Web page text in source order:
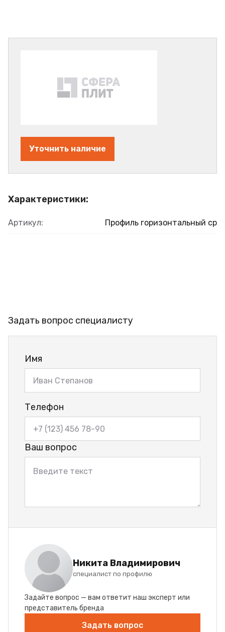
Характеристики:
Артикул: Профиль горизонтальный ср
Уточнить наличие
Задать вопрос специалисту
Имя
Телефон
Ваш вопрос
Никита Владимирович
специалист по профилю
Задайте вопрос — вам ответит наш эксперт или
представитель бренда
Задать вопрос